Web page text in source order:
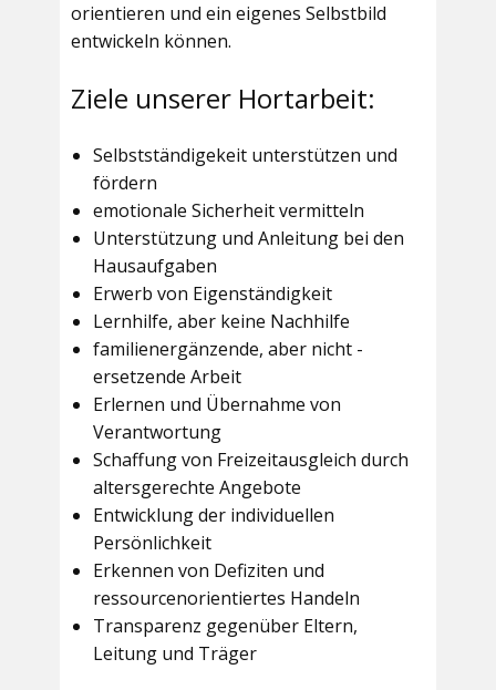
orientieren und ein eigenes Selbstbild
entwickeln können.
Ziele unserer Hortarbeit:
Selbstständigekeit unterstützen und
fördern
emotionale Sicherheit vermitteln
Unterstützung und Anleitung bei den
Hausaufgaben
Erwerb von Eigenständigkeit
Lernhilfe, aber keine Nachhilfe
familienergänzende, aber nicht -
ersetzende Arbeit
Erlernen und Übernahme von
Verantwortung
Schaffung von Freizeitausgleich durch
altersgerechte Angebote
Entwicklung der individuellen
Persönlichkeit
Erkennen von Defiziten und
ressourcenorientiertes Handeln
Transparenz gegenüber Eltern,
Leitung und Träger